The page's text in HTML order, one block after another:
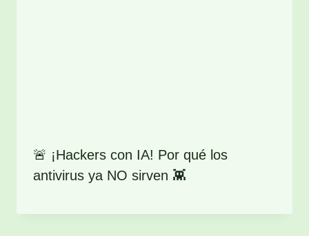
🚨 ¡Hackers con IA! Por qué los
antivirus ya NO sirven 👾